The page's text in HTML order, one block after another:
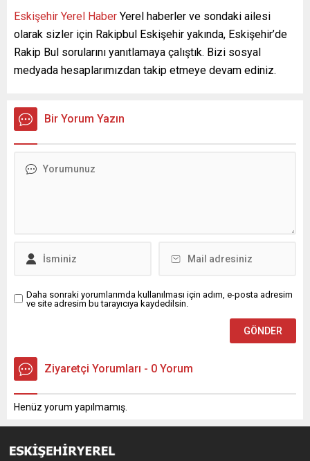
Eskişehir Yerel Haber Yerel haberler ve sondaki ailesi
olarak sizler için Rakipbul Eskişehir yakında, Eskişehir’de
Rakip Bul sorularını yanıtlamaya çalıştık. Bizi sosyal
medyada hesaplarımızdan takip etmeye devam ediniz.
Bir Yorum Yazın
Daha sonraki yorumlarımda kullanılması için adım, e-posta adresim
ve site adresim bu tarayıcıya kaydedilsin.
Ziyaretçi Yorumları - 0 Yorum
Henüz yorum yapılmamış.